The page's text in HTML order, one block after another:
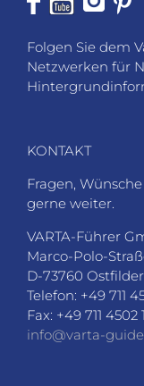
Folgen Sie dem
Netzwerken für
KONTAKT
Fragen,
gerne weiter.
VARTA-Führer
Marco-Polo-
D-73760
Telefon: +49 711
Fax: +49 711 4502
info@varta-